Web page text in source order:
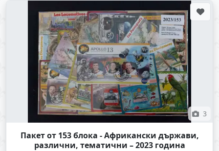
3
Пакет от 153 блока - Африкански държави,
различни, тематични – 2023 година